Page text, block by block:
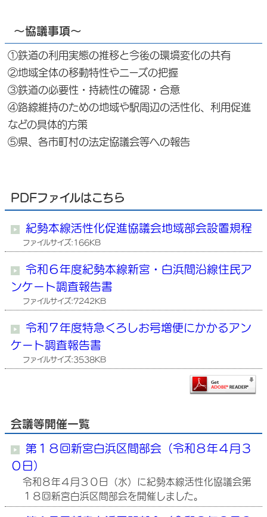
～協議事項～
①鉄道の利用実態の推移と今後の環境変化の共有
②地域全体の移動特性やニーズの把握
③鉄道の必要性・持続性の確認・合意
④路線維持のための地域や駅周辺の活性化、利用促進
などの具体的方策
⑤県、各市町村の法定協議会等への報告
PDFファイルはこちら
紀勢本線活性化促進協議会地域部会設置規程
ファイルサイズ:166KB
令和６年度紀勢本線新宮・白浜間沿線住民ア
ンケート調査報告書
ファイルサイズ:7242KB
令和７年度特急くろしお号増便にかかるアン
ケート調査報告書
ファイルサイズ:3538KB
会議等開催一覧
第１８回新宮白浜区間部会（令和８年４月３
０日）
令和８年４月３０日（水）に紀勢本線活性化協議会第
１８回新宮白浜区間部会を開催しました。